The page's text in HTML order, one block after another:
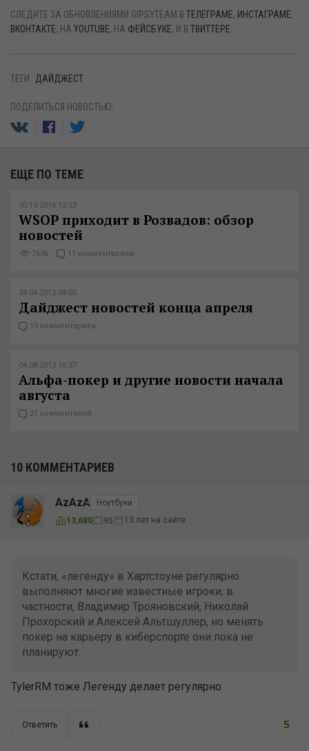
СЛЕДИТЕ ЗА ОБНОВЛЕНИЯМИ GIPSYTEAM В ТЕЛЕГРАМЕ, ИНСТАГРАМЕ,
ВКОНТАКТЕ, НА YOUTUBE, НА ФЕЙСБУКЕ, И В ТВИТТЕРЕ
ТЕГИ: ДАЙДЖЕСТ
ПОДЕЛИТЬСЯ НОВОСТЬЮ:
ЕЩЕ ПО ТЕМЕ
30.10.2016 12:23
WSOP приходит в Розвадов: обзор
новостей
7636 11 комментариев
28.04.2012 08:00
Дайджест новостей конца апреля
19 комментариев
04.08.2013 16:37
Альфа-покер и другие новости начала
августа
21 комментарий
10 КОММЕНТАРИЕВ
AzAzA
Ноутбуки
13,680
95 13 лет на сайте
Кстати, «легенду» в Хартстоуне регулярно
выполняют многие известные игроки, в
частности, Владимир Трояновский, Николай
Прохорский и Алексей Альтшуллер, но менять
покер на карьеру в киберспорте они пока не
планируют.
TylerRM тоже Легенду делает регулярно
Ответить 5